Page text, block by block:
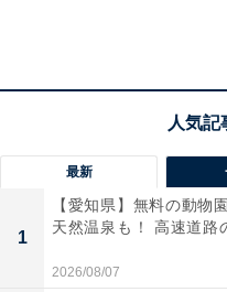
最新
1
【愛知県】無料の動物
天然温泉も！ 高速道路
2026/08/07